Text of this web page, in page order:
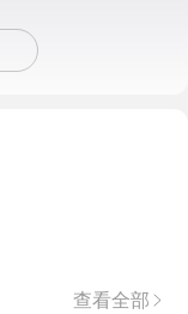
查看全部